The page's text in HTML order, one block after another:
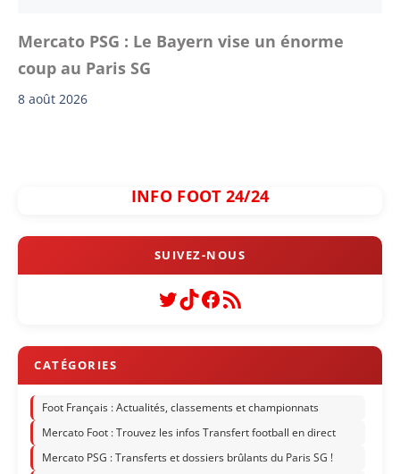
Mercato PSG : Le Bayern vise un énorme
coup au Paris SG
8 août 2026
INFO FOOT 24/24
Twitter
TikTok
Facebook
Flux RSS
Foot Français : Actualités, classements et championnats
Mercato Foot : Trouvez les infos Transfert football en direct
Mercato PSG : Transferts et dossiers brûlants du Paris SG !